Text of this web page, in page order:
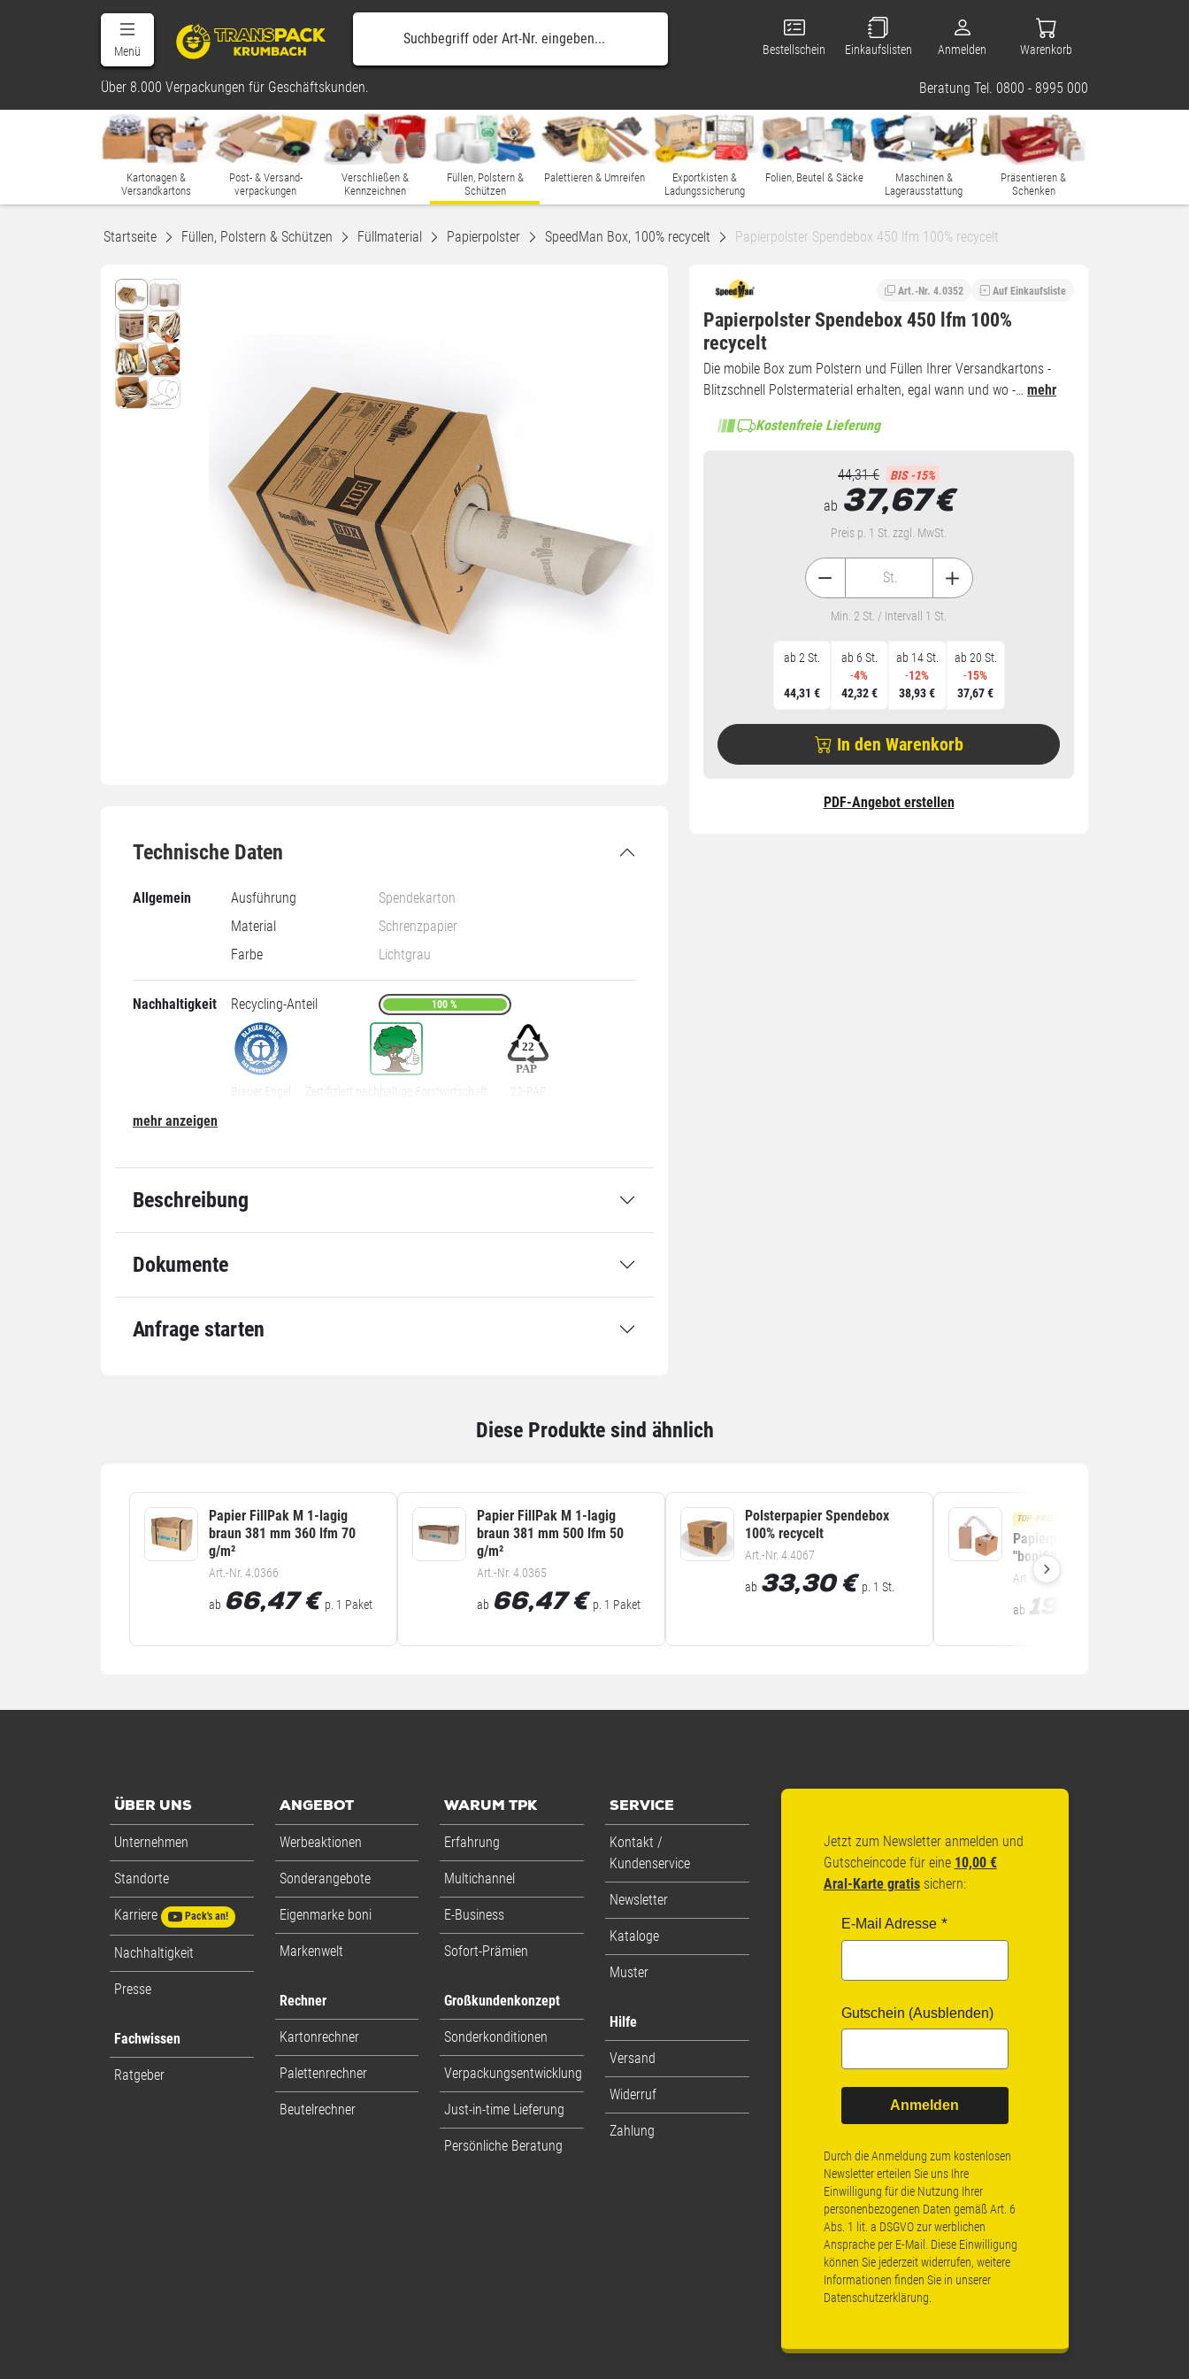
Menü Bestellschein Einkaufslisten Anmelden Warenkorb
Über 8.000 Verpackungen für Geschäftskunden. Beratung Tel. 0800 - 8995 000
Kartonagen &
Versandkartons
Post- & Versand-
verpackungen
Verschließen &
Kennzeichnen
Füllen, Polstern &
Schützen
Palettieren & Umreifen
Exportkisten &
Ladungssicherung
Folien, Beutel & Säcke
Maschinen &
Lagerausstattung
Präsentieren &
Schenken
Startseite Füllen, Polstern & Schützen Füllmaterial Papierpolster SpeedMan Box, 100% recycelt Papierpolster Spendebox 450 lfm 100% recycelt
Technische Daten
Allgemein Ausführung
Spendekarton
Material
Schrenzpapier
Farbe
Lichtgrau
Nachhaltigkeit Recycling-Anteil 100 %
Blauer Engel Zertifiziert nachhaltige Forstwirtschaft 22-PAP
Abmessung
Qualität
Einheiten Einheiten
Stück: 1 Stück / 12 kg
mehr anzeigen
Beschreibung
Dokumente
Anfrage starten
Art.-Nr. 4.0352 Auf Einkaufsliste
Papierpolster Spendebox 450 lfm 100%
recycelt
Die mobile Box zum Polstern und Füllen Ihrer Versandkartons -
Blitzschnell Polstermaterial erhalten, egal wann und wo -… mehr
Kostenfreie Lieferung
44,31 € BIS -15%
ab 37,67€
Preis p. 1 St. zzgl. MwSt.
ab 2 St.
44,31 €
ab 6 St.
-4%
42,32 €
ab 14 St.
-12%
38,93 €
ab 20 St.
-15%
37,67 €
St.
Min. 2 St. / Intervall 1 St.
In den Warenkorb
PDF-Angebot erstellen
Diese Produkte sind ähnlich
Papier FillPak M 1-lagig
braun 381 mm 360 lfm 70
g/m²
Art.-Nr. 4.0366
ab 66,47€ p. 1 Paket
Papier FillPak M 1-lagig
braun 381 mm 500 lfm 50
g/m²
Art.-Nr. 4.0365
ab 66,47€ p. 1 Paket
Polsterpapier Spendebox
100% recycelt
Art.-Nr. 4.4067
ab 33,30€ p. 1 St.
TOP-PREIS
Papierpolster-Spendebox
"bonifill 100" 100% recycelt
Art.-Nr. 4.4216
ab 19,77
ÜBER UNS
Unternehmen
Standorte
Karriere Pack's an!
Nachhaltigkeit
Presse
Fachwissen
Ratgeber
ANGEBOT
Werbeaktionen
Sonderangebote
Eigenmarke boni
Markenwelt
Rechner
Kartonrechner
Palettenrechner
Beutelrechner
WARUM TPK
Erfahrung
Multichannel
E-Business
Sofort-Prämien
Großkundenkonzept
Sonderkonditionen
Verpackungsentwicklung
Just-in-time Lieferung
Persönliche Beratung
SERVICE
Kontakt /
Kundenservice
Newsletter
Kataloge
Muster
Hilfe
Versand
Widerruf
Zahlung
Jetzt zum Newsletter anmelden und
Gutscheincode für eine 10,00 €
Aral-Karte gratissichern:
E-Mail Adresse
Gutschein (Ausblenden)
Anmelden
Durch die Anmeldung zum kostenlosen
Newsletter erteilen Sie uns Ihre
Einwilligung für die Nutzung Ihrer
personenbezogenen Daten gemäß Art. 6
Abs. 1 lit. a DSGVO zur werblichen
Ansprache per E-Mail. Diese Einwilligung
können Sie jederzeit widerrufen, weitere
Informationen finden Sie in unserer
Datenschutzerklärung.